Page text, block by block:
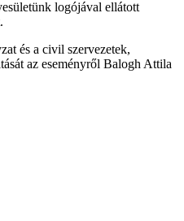
logójával ellátott
és a civil szervezetek,
az eseményről Balogh Attila